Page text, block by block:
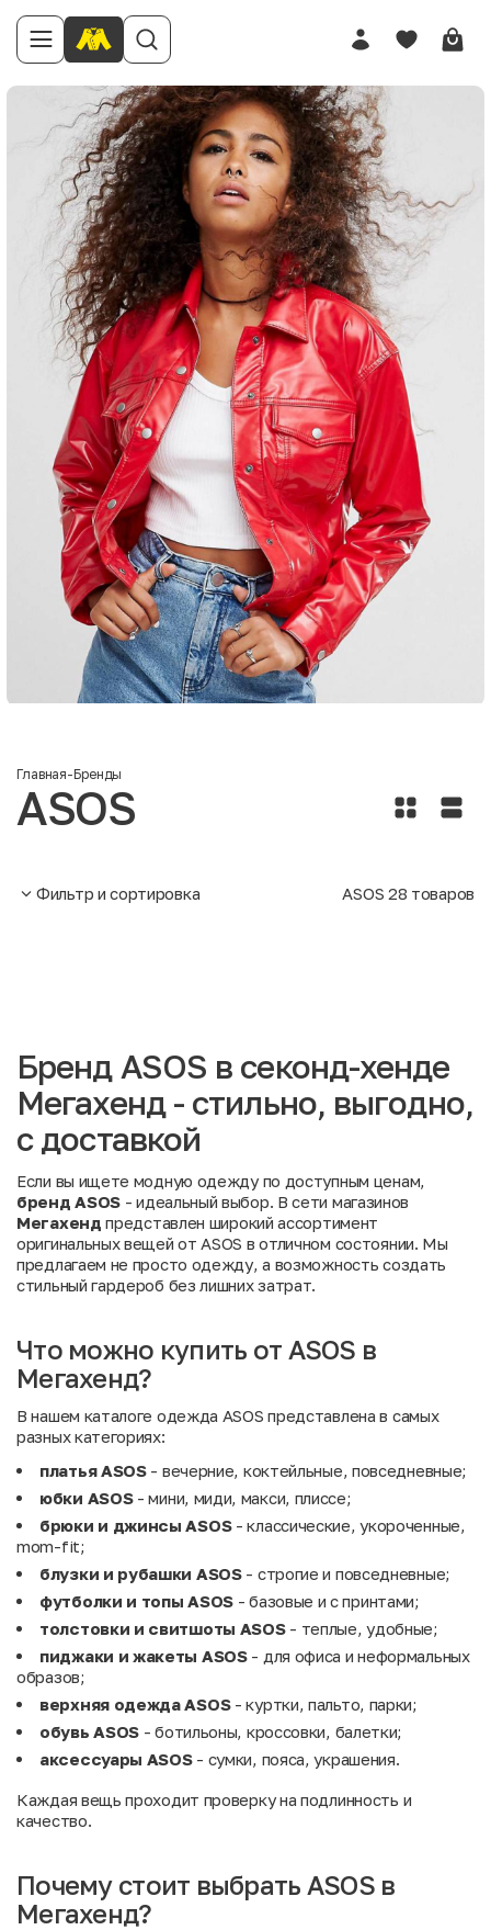
Главная-Бренды
ASOS
Фильтр и сортировка ASOS 28 товаров
Бренд ASOS в секонд-хенде
Мегахенд - стильно, выгодно,
с доставкой
Если вы ищете модную одежду по доступным ценам,
бренд ASOS - идеальный выбор. В сети магазинов
Мегахенд представлен широкий ассортимент
оригинальных вещей от ASOS в отличном состоянии. Мы
предлагаем не просто одежду, а возможность создать
стильный гардероб без лишних затрат.
Что можно купить от ASOS в
Мегахенд?
В нашем каталоге одежда ASOS представлена в самых
разных категориях:
платья ASOS- вечерние, коктейльные, повседневные;
юбки ASOS - мини, миди, макси, плиссе;
брюки и джинсы ASOS- классические, укороченные,
mom-fit;
блузки и рубашки ASOS- строгие и повседневные;
футболки и топы ASOS - базовые и с принтами;
толстовки и свитшоты ASOS- теплые, удобные;
пиджаки и жакеты ASOS - для офиса и неформальных
образов;
верхняя одежда ASOS- куртки, пальто, парки;
обувь ASOS - ботильоны, кроссовки, балетки;
аксессуары ASOS - сумки, пояса, украшения.
Каждая вещь проходит проверку на подлинность и
качество.
Почему стоит выбрать ASOS в
Мегахенд?